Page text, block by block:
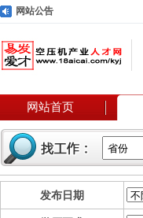
网站公告
网站首页
发布日期